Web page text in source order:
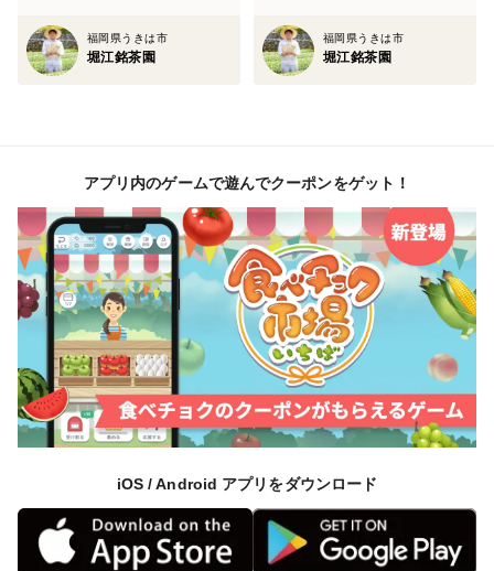
福岡県うきは市
堀江銘茶園
福岡県うきは市
堀江銘茶園
アプリ内のゲームで遊んでクーポンをゲット！
iOS / Android アプリをダウンロード